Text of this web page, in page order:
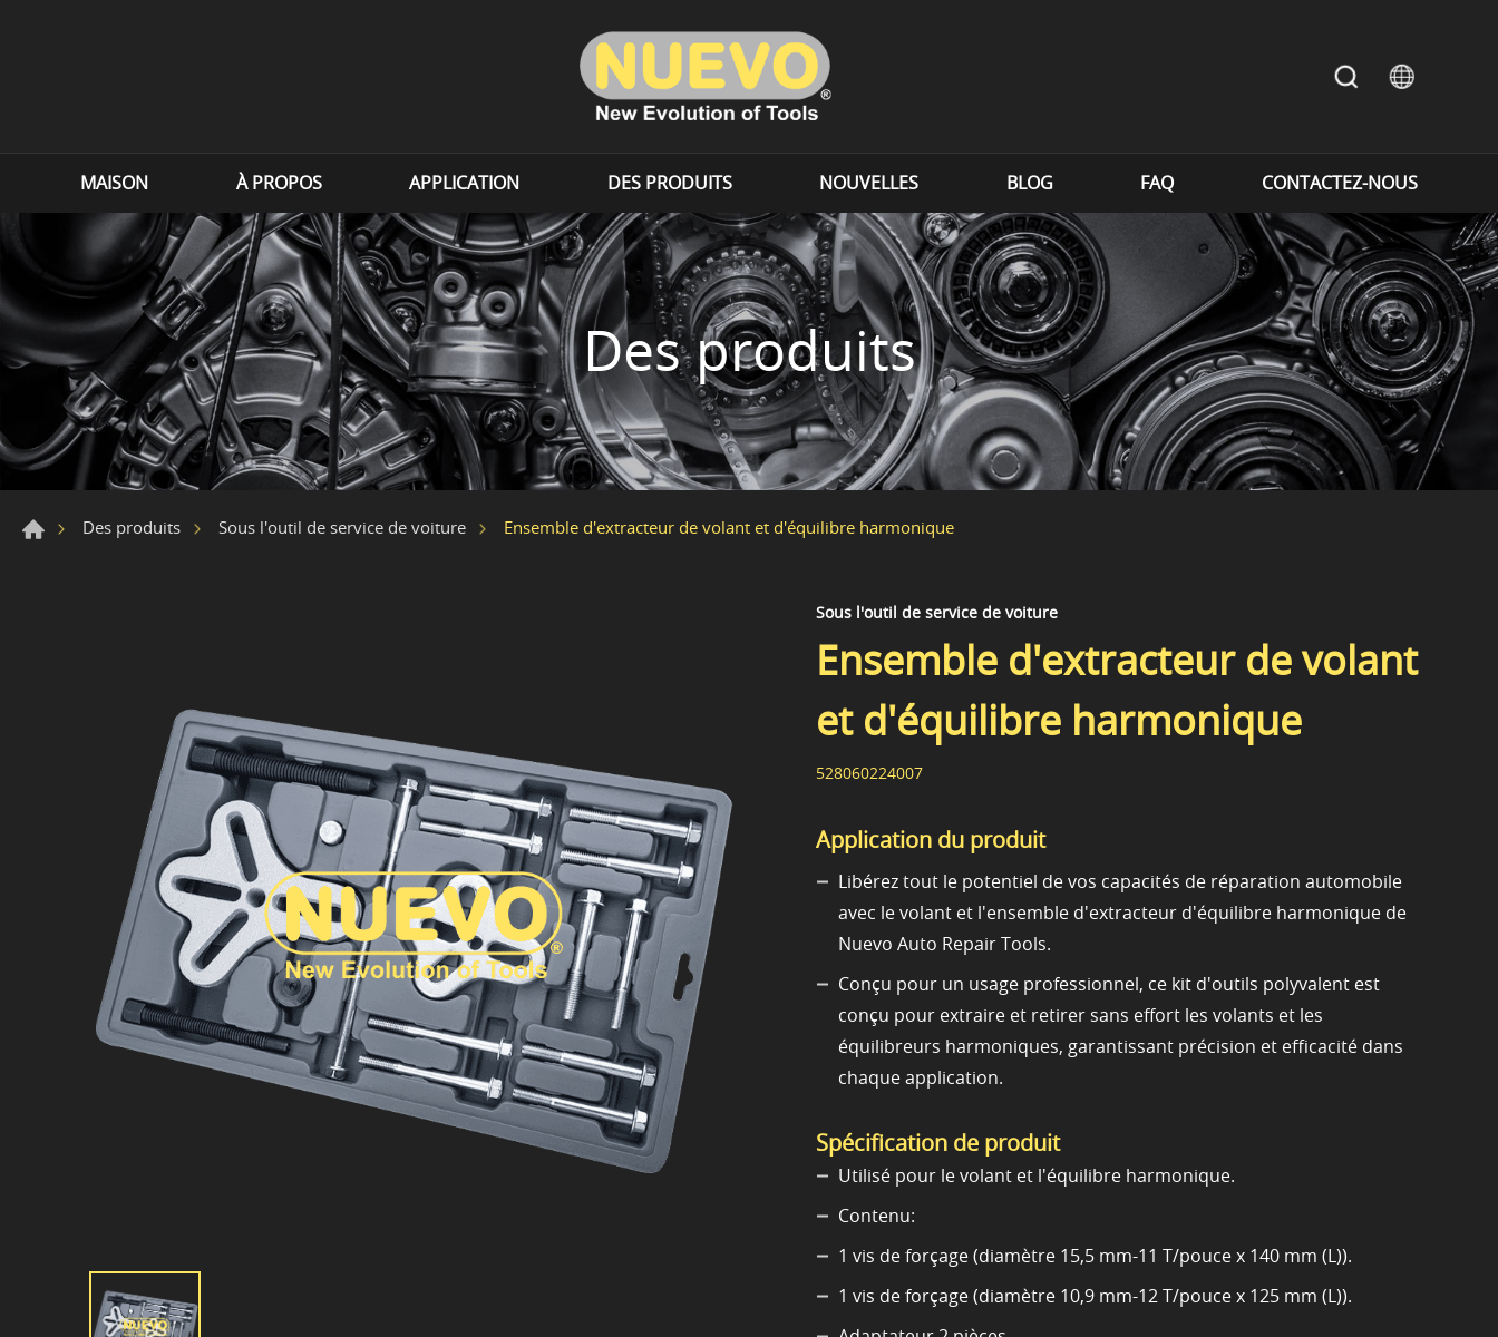
MAISON À PROPOS APPLICATION DES PRODUITS NOUVELLES BLOG FAQ CONTACTEZ-NOUS
Des produits
Des produits Sous l'outil de service de voiture Ensemble d'extracteur de volant et d'équilibre harmonique
Sous l'outil de service de voiture
Ensemble d'extracteur de volant
et d'équilibre harmonique
528060224007
Application du produit
Libérez tout le potentiel de vos capacités de réparation automobile
avec le volant et l'ensemble d'extracteur d'équilibre harmonique de
Nuevo Auto Repair Tools.
Conçu pour un usage professionnel, ce kit d'outils polyvalent est
conçu pour extraire et retirer sans effort les volants et les
équilibreurs harmoniques, garantissant précision et efficacité dans
chaque application.
Spécification de produit
Utilisé pour le volant et l'équilibre harmonique.
Contenu:
1 vis de forçage (diamètre 15,5 mm-11 T/pouce x 140 mm (L)).
1 vis de forçage (diamètre 10,9 mm-12 T/pouce x 125 mm (L)).